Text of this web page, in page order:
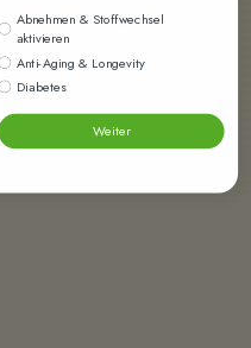
Interesse
Abnehmen & Stoffwechsel
aktivieren
Anti-Aging & Longevity
Diabetes
Weiter